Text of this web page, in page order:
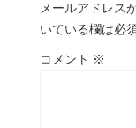
メールアドレス
いている欄は必
コメント ※